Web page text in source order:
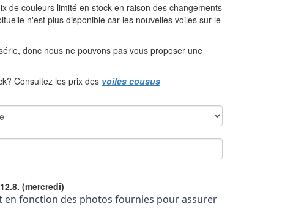
de couleurs limité en stock en raison des changements
n'est plus disponible car les nouvelles voiles sur le
donc nous ne pouvons pas vous proposer une
Consultez les prix des voiles cousus
12.8. (mercredi)
en fonction des photos fournies pour assurer